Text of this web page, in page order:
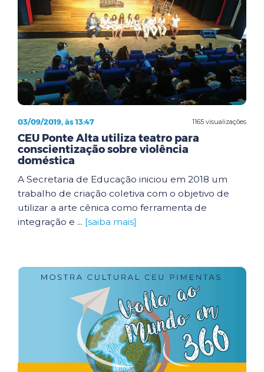
1165 visualizações
03/09/2019, às 13:47
CEU Ponte Alta utiliza teatro para
conscientização sobre violência
doméstica
A Secretaria de Educação iniciou em 2018 um
trabalho de criação coletiva com o objetivo de
utilizar a arte cênica como ferramenta de
integração e ... [saiba mais]